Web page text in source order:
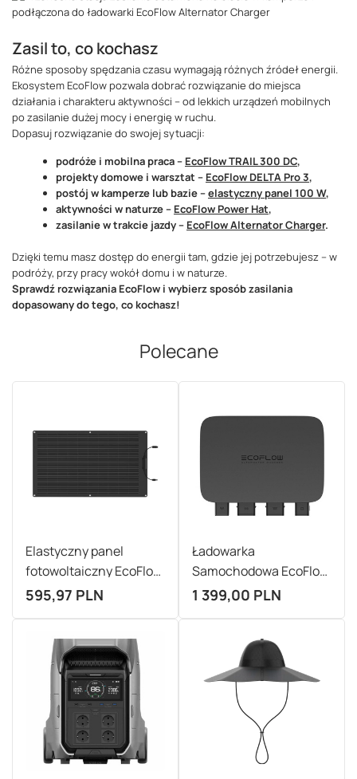
Zasil to, co kochasz
Różne sposoby spędzania czasu wymagają różnych źródeł energii.
Ekosystem EcoFlow pozwala dobrać rozwiązanie do miejsca
działania i charakteru aktywności – od lekkich urządzeń mobilnych
po zasilanie dużej mocy i energię w ruchu.
Dopasuj rozwiązanie do swojej sytuacji:
podróże i mobilna praca – EcoFlow TRAIL 300 DC,
projekty domowe i warsztat – EcoFlow DELTA Pro 3,
postój w kamperze lub bazie –elastyczny panel 100 W,
aktywności w naturze – EcoFlow Power Hat,
zasilanie w trakcie jazdy – EcoFlow Alternator Charger.
Dzięki temu masz dostęp do energii tam, gdzie jej potrzebujesz – w
podróży, przy pracy wokół domu i w naturze.
Sprawdź rozwiązania EcoFlow i wybierz sposób zasilania
dopasowany do tego, co kochasz!
Polecane
Elastyczny panel
fotowoltaiczny EcoFlow
100W
595,97 PLN
Ładowarka
Samochodowa EcoFlow
Alternator Charger
1 399,00 PLN